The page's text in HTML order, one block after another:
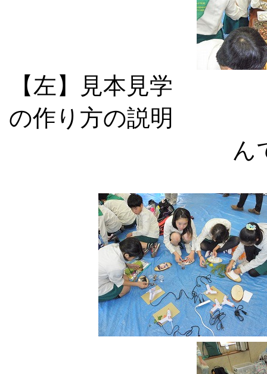
【左】見本見
の作り方の説
ん